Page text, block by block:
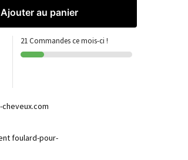
Ajouter au panier
21 Commandes ce mois-ci !